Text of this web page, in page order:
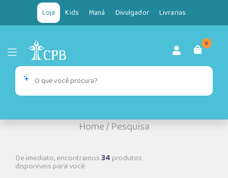
Loja Kids Maná Divulgador Livrarias
0
Home/Pesquisa
De imediato, encontramos34produtos
disponíveis para você